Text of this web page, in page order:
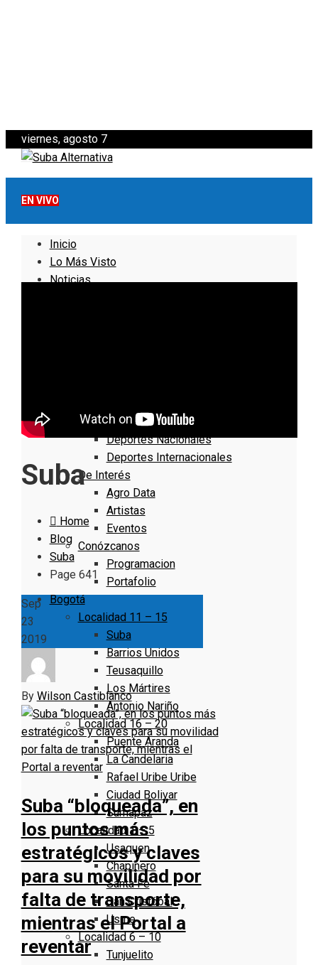
viernes, agosto 7
EN VIVO
Inicio
Lo Más Visto
Noticias
Deportes Locales
Deportes Nacionales
Deportes Internacionales
De Interés
Agro Data
Artistas
Eventos
Conózcanos
Programacion
Portafolio
Bogotá
Localidad 11 – 15
Suba
Barrios Unidos
Teusaquillo
Los Mártires
Antonio Nariño
Localidad 16 – 20
Puente Aranda
La Candelaria
Rafael Uribe Uribe
Ciudad Bolivar
Sumapaz
Localidad 1 – 5
Usaquen
Chapinero
Santa Fe
San Cristóbal
Usme
Localidad 6 – 10
Tunjuelito
Suba
Home
Blog
Suba
Page 641
Sep
23
2019
By Wilson Castiblanco
Suba “bloqueada”, en
los puntos más
estratégicos y claves
para su movilidad por
falta de transporte,
mientras el Portal a
reventar